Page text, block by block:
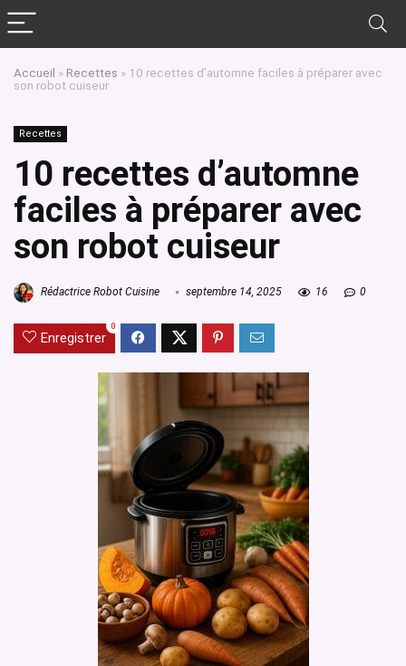
Accueil » Recettes » 10 recettes d’automne faciles à préparer avec
son robot cuiseur
Recettes
10 recettes d’automne
faciles à préparer avec
son robot cuiseur
Rédactrice Robot Cuisine septembre 14, 2025 16 0
Enregistrer
0